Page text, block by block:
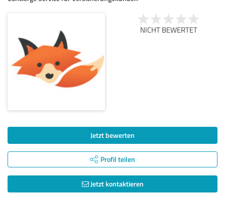
NICHT BEWERTET
Jetzt bewerten
Profil teilen
Jetzt kontaktieren